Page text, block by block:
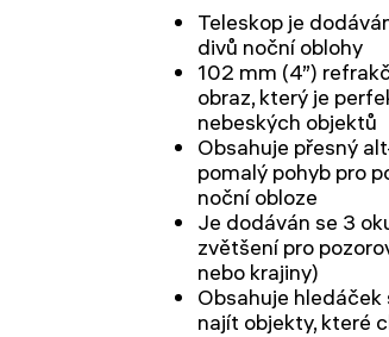
Teleskop je
divů noční oblohy
102 mm (4”)
obraz, který je
nebeských objektů
Obsahuje přesný
pomalý pohyb pro
noční obloze
Je dodáván se 3
zvětšení pro
nebo krajiny)
Obsahuje
najít objekty, které